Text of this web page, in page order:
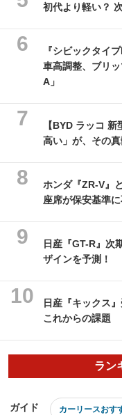
初代より軽い？
『シビックタイ
車高調整、ブリ
A」
【BYD ラッコ
高い」が、その
ホンダ『ZR-V』
座席が保安基準
日産『GT-R』次
ザインを予測！
日産『キックス
これからの課題
ラン
ガイド カーリースおす